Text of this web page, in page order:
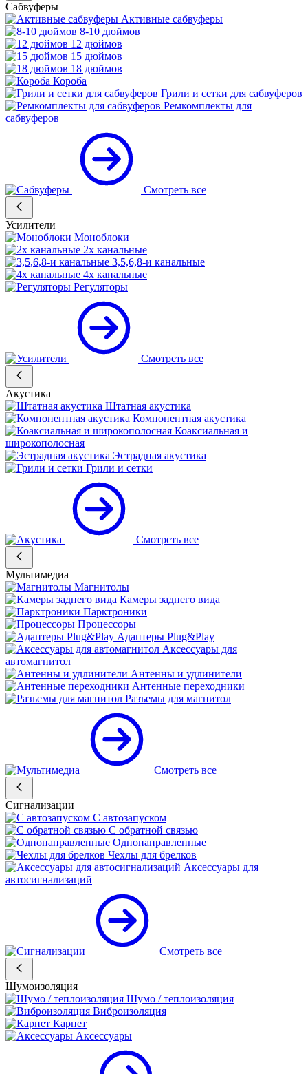
Сабвуферы
Активные сабвуферы
8-10 дюймов
12 дюймов
15 дюймов
18 дюймов
Короба
Грили и сетки для сабвуферов
Ремкомплекты для
сабвуферов
Смотреть все
Усилители
Моноблоки
2х канальные
3,5,6,8-и канальные
4х канальные
Регуляторы
Смотреть все
Акустика
Штатная акустика
Компонентная акустика
Коаксиальная и
широкополосная
Эстрадная акустика
Грили и сетки
Смотреть все
Мультимедиа
Магнитолы
Камеры заднего вида
Парктроники
Процессоры
Адаптеры Plug&Play
Аксессуары для
автомагнитол
Антенны и удлинители
Антенные переходники
Разъемы для магнитол
Смотреть все
Сигнализации
С автозапуском
С обратной связью
Однонаправленные
Чехлы для брелков
Аксессуары для
автосигнализаций
Смотреть все
Шумоизоляция
Шумо / теплоизоляция
Виброизоляция
Карпет
Аксессуары